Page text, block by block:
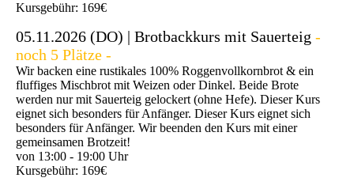
Kursgebühr: 169€
05.11.2026 (DO) | Brotbackkurs mit Sauerteig -
noch 5 Plätze -
Wir backen eine rustikales 100% Roggenvollkornbrot & ein
fluffiges Mischbrot mit Weizen oder Dinkel. Beide Brote
werden nur mit Sauerteig gelockert (ohne Hefe). Dieser Kurs
eignet sich besonders für Anfänger. Dieser Kurs eignet sich
besonders für Anfänger. Wir beenden den Kurs mit einer
gemeinsamen Brotzeit!
von 13:00 - 19:00 Uhr
Kursgebühr: 169€